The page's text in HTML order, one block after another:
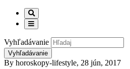
Vyhľadávanie
By horoskopy-lifestyle, 28 jún, 2017